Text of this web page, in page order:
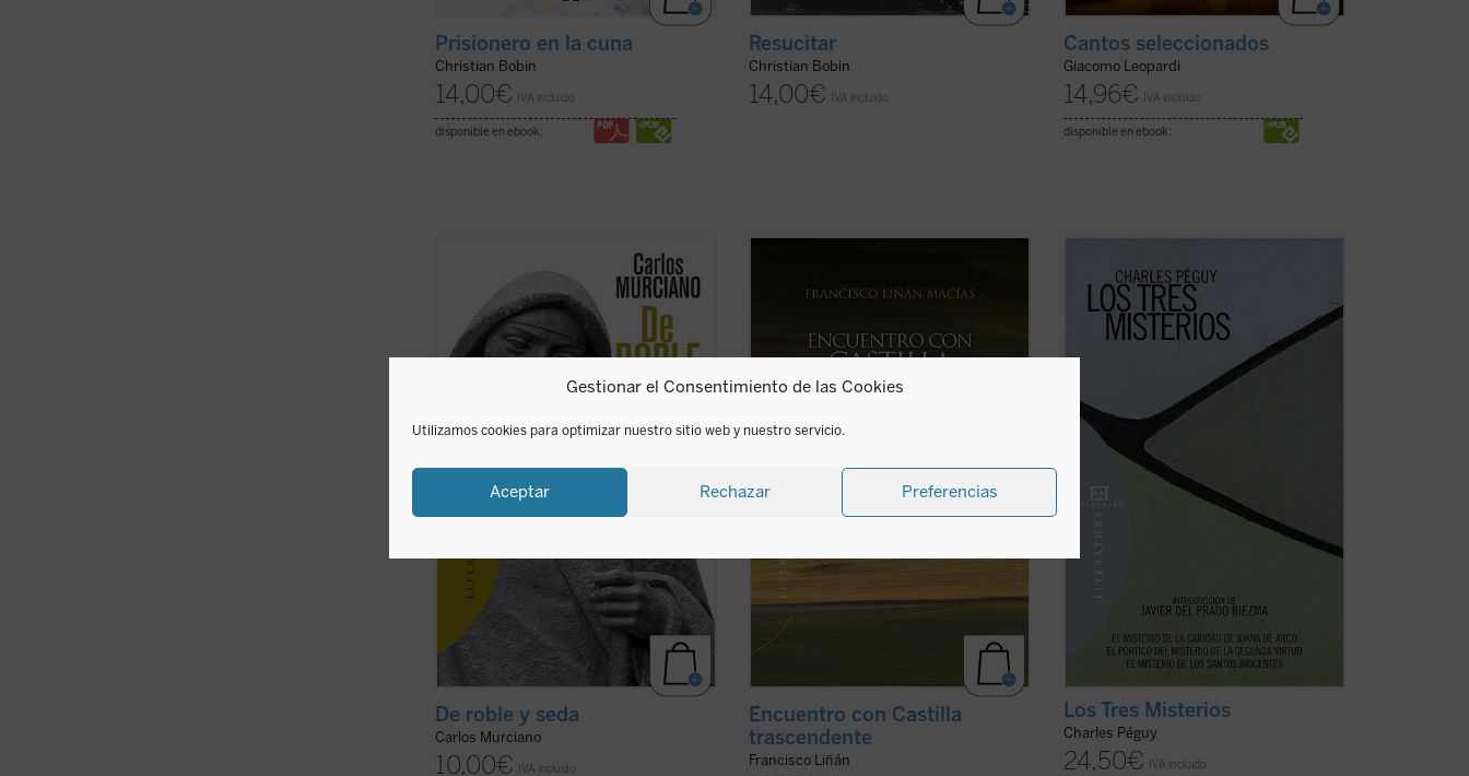
Gestionar el Consentimiento de las Cookies
Utilizamos cookies para optimizar nuestro sitio web y nuestro servicio.
Aceptar Rechazar Preferencias
Prisionero en la cuna
Christian Bobin
14,00€ IVA incluido
disponible en ebook:
Resucitar
Christian Bobin
14,00€ IVA incluido
Cantos seleccionados
Giacomo Leopardi
14,96€ IVA incluido
disponible en ebook:
En este libro, que un prestigioso jurado
distinguiera en su día, el autor
profundiza, con tanto conocimiento
como respeto, en la obra de la Santa
castellana, extrayendo de ella, para sus
pensamiento místico y ...(ver ficha)
De roble y seda
Carlos Murciano
10,00€ IVA incluido
al Duero en un amanecer prodigioso, el
Castilla de los siglos XIII al XVII: Gonzalo
(ver ficha)
Encuentro con Castilla
trascendente
Francisco Liñán
Este volumen recoge tres de las
principales obras poéticas del filósofo,
poeta y ensayista francés Charles Péguy,
dedicadas a las virtudes teologales, que
constituyen «un único, arquitectónico y
sinfónico poema»: El misterio de la
(ver ficha)
Los Tres Misterios
Charles Péguy
24,50€
IVA incluido